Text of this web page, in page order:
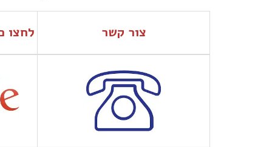
לחצו צור קשר